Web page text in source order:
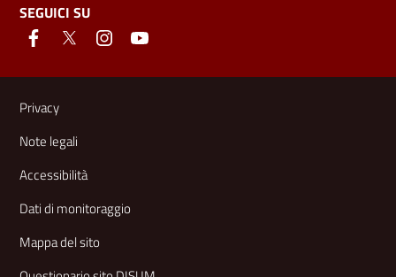
SEGUICI SU
Link e informazioni utili
Privacy
Note legali
Accessibilità
Dati di monitoraggio
Mappa del sito